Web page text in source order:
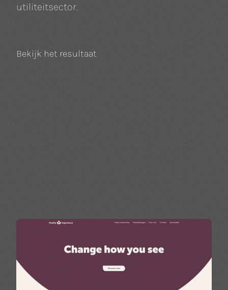
utiliteitsector.
Bekijk het resultaat